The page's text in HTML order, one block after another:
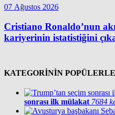
07 Ağustos 2026
Cristiano Ronaldo’nun
kariyerinin istatistiğini
KATEGORİNİN
sonrası ilk mülakat 7684